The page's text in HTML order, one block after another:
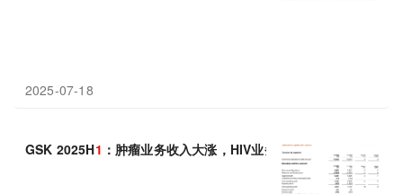
2025-07-18
GSK 2025H1 ：肿瘤业务收入大涨，HIV业务保持强势，公司